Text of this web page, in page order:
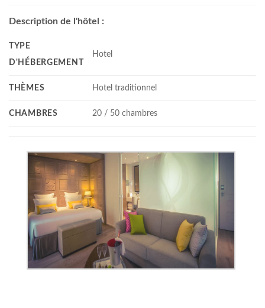
Description de l'hôtel :
TYPE
D'HÉBERGEMENT
Hotel
THÈMES Hotel traditionnel
CHAMBRES 20 / 50 chambres